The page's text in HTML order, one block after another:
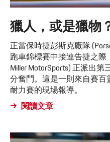
獵人，或是獵物
正當保時捷彭斯克廠隊
跑車錦標賽中接連告捷之際
Miller MotorSports) 正派出
分奮鬥。這是一則來自賽百
耐力賽的現場報導。
閱讀文章